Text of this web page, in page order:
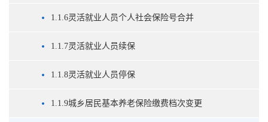
1.1.6灵活就业人员个人社会保险号合并
1.1.7灵活就业人员续保
1.1.8灵活就业人员停保
1.1.9城乡居民基本养老保险缴费档次变更